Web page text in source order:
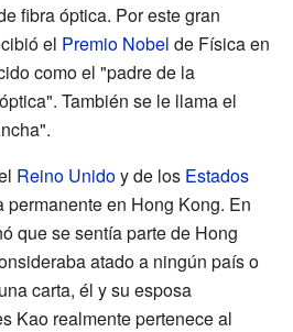
fibra óptica. Por este gran
el Premio Nobel de Física en
como el "padre de la
También se le llama el
Reino Unidoy de los Estados
permanente en Hong Kong. En
que se sentía parte de Hong
atado a ningún país o
carta, él y su esposa
Kao realmente pertenece al